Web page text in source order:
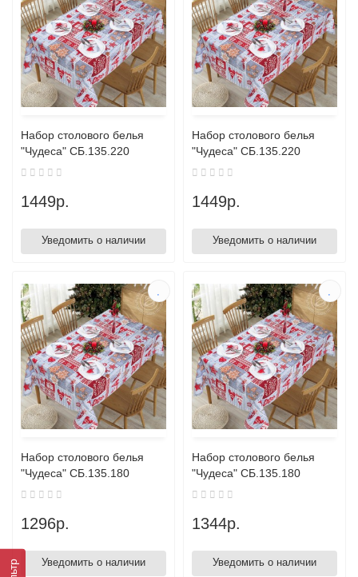
Набор столового белья
"Чудеса" СБ.135.220
1449р.
Уведомить о наличии
Набор столового белья
"Чудеса" СБ.135.220
1449р.
Уведомить о наличии
Набор столового белья
"Чудеса" СБ.135.180
1296р.
Уведомить о наличии
Набор столового белья
"Чудеса" СБ.135.180
1344р.
Уведомить о наличии